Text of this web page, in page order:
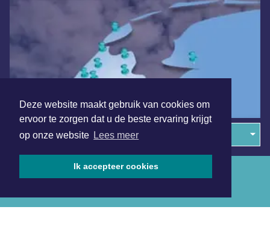
Deze website maakt gebruik van cookies om
ervoor te zorgen dat u de beste ervaring krijgt
op onze website Lees meer
Ik accepteer cookies
Overige dagbladen in de regio
Algemene voorwaarden